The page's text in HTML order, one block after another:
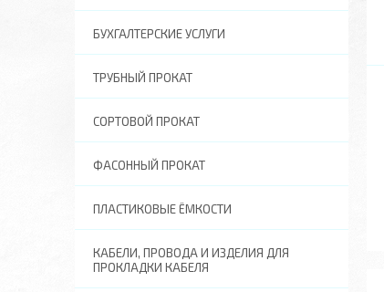
БУХГАЛТЕРСКИЕ УСЛУГИ
ТРУБНЫЙ ПРОКАТ
СОРТОВОЙ ПРОКАТ
ФАСОННЫЙ ПРОКАТ
ПЛАСТИКОВЫЕ ЁМКОСТИ
КАБЕЛИ, ПРОВОДА И ИЗДЕЛИЯ ДЛЯ
ПРОКЛАДКИ КАБЕЛЯ